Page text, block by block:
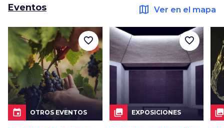
Eventos map Ver en el mapa
event OTROS EVENTOS
favorite_border
collections EXPOSICIONES
favorite_border